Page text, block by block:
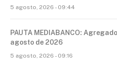
5 agosto, 2026 - 09:44
PAUTA MEDIABANCO:
agosto de 2026
5 agosto, 2026 - 09:16